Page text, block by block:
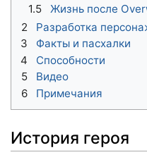
1.5
Жизнь после
2
Разработка
3
Факты и пасхалки
4
Способности
5
Видео
6
Примечания
История героя